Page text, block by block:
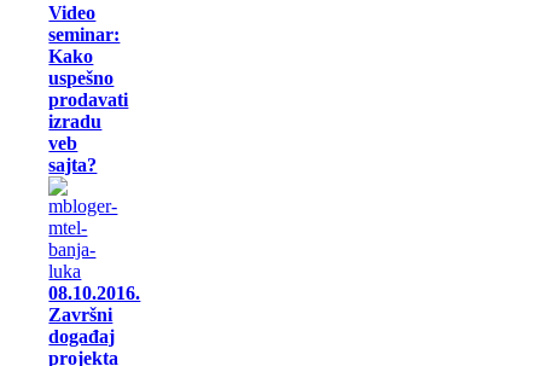
Video
seminar:
Kako
uspešno
prodavati
izradu
veb
sajta?
08.10.2016.
Završni
događaj
projekta